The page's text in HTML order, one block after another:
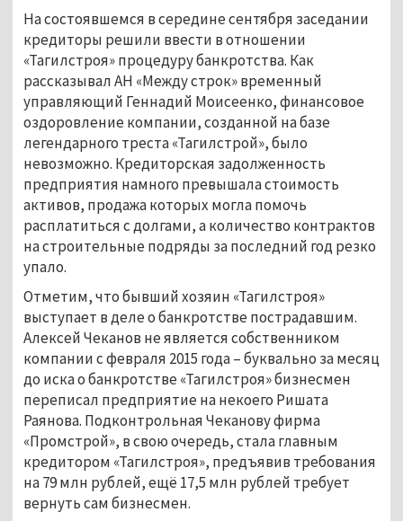
На состоявшемся в середине сентября заседании
кредиторы решили ввести в отношении
«Тагилстроя» процедуру банкротства. Как
рассказывал АН «Между строк» временный
управляющий Геннадий Моисеенко, финансовое
оздоровление компании, созданной на базе
легендарного треста «Тагилстрой», было
невозможно. Кредиторская задолженность
предприятия намного превышала стоимость
активов, продажа которых могла помочь
расплатиться с долгами, а количество контрактов
на строительные подряды за последний год резко
упало.
Отметим, что бывший хозяин «Тагилстроя»
выступает в деле о банкротстве пострадавшим.
Алексей Чеканов не является собственником
компании с февраля 2015 года – буквально за месяц
до иска о банкротстве «Тагилстроя» бизнесмен
переписал предприятие на некоего Ришата
Раянова. Подконтрольная Чеканову фирма
«Промстрой», в свою очередь, стала главным
кредитором «Тагилстроя», предъявив требования
на 79 млн рублей, ещё 17,5 млн рублей требует
вернуть сам бизнесмен.